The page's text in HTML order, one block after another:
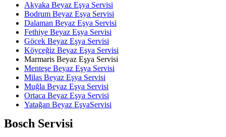
Akyaka Beyaz Eşya Servisi
Bodrum Beyaz Eşya Servisi
Dalaman Beyaz Eşya Servisi
Fethiye Beyaz Eşya Servisi
Göcek Beyaz Eşya Servisi
Köyceğiz Beyaz Eşya Servisi
Marmaris Beyaz Eşya Servisi
Menteşe Beyaz Eşya Servisi
Milas Beyaz Eşya Servisi
Muğla Beyaz Eşya Servisi
Ortaca Beyaz Eşya Servisi
Yatağan Beyaz EşyaServisi
Bosch Servisi